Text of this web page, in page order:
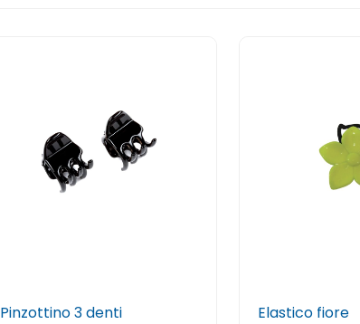
Pinzottino 3 denti
Elastico fiore